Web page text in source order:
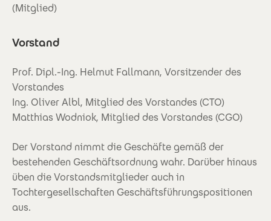
Vorstand
Prof. Dipl.-Ing. Helmut Fallmann, Vorsitzender des
Vorstandes
Ing. Oliver Albl, Mitglied des Vorstandes (CTO)
Matthias Wodniok, Mitglied des Vorstandes (CGO)
Der Vorstand nimmt die Geschäfte gemäß der
bestehenden Geschäftsordnung wahr. Darüber hinaus
üben die Vorstandsmitglieder auch in
Tochtergesellschaften Geschäftsführungspositionen
aus.
(Mitglied)